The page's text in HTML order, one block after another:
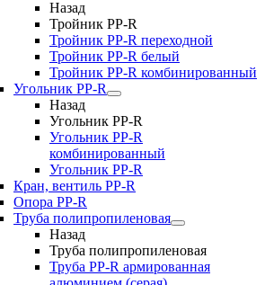
Назад
Тройник PP-R
Тройник РР-R переходной
Тройник РР-R белый
Тройник РР-R комбинированный
Угольник PP-R
Назад
Угольник PP-R
Угольник РР-R
комбинированный
Угольник РР-R
Кран, вентиль PP-R
Опора PP-R
Труба полипропиленовая
Назад
Труба полипропиленовая
Труба PP-R армированная